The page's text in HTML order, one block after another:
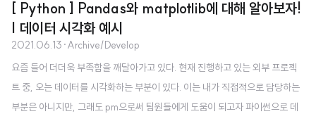
[ Python ] Pandas와 matplotlib에 대해 알아보자!
| 데이터 시각화 예시
2021.06.13 ·Archive/Develop
요즘 들어 더더욱 부족함을 깨달아가고 있다. 현재 진행하고 있는 외부 프로젝
트 중, 오는 데이터를 시각화하는 부분이 있다. 이는 내가 직접적으로 담당하는
부분은 아니지만, 그래도 pm으로써 팀원들에게 도움이 되고자 파이썬으로 데